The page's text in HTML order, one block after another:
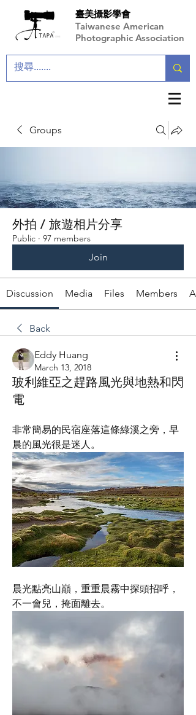
臺美攝影學會
Taiwanese American
Photographic Association
Groups
外拍 / 旅遊相片分享
Public · 97 members
Join
Discussion Media Files Members
Back
Eddy Huang
March 13, 2018
玻利維亞之趕路風光與地熱和閃
電
非常簡易的民宿座落這條綠溪之旁，早
晨的風光很是迷人。
晨光點亮山巔，重重晨霧中探頭招呼，
不一會兒，掩面離去。